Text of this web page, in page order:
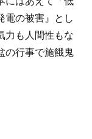
電の被害』とし
力も人間性もな
の行事で施餓鬼